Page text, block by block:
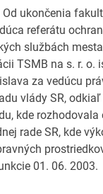
ukončenia
referátu
službách
TSMB na s. r.
za vedúcu
vlády SR,
kde
rade SR, kde
01. 06. 2003.